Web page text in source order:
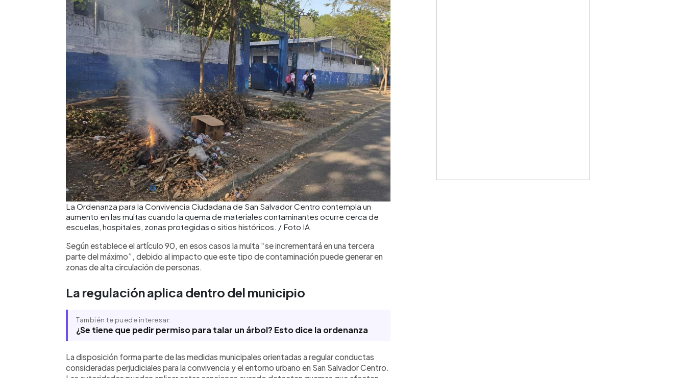
La Ordenanza para la Convivencia Ciudadana de San Salvador Centro contempla un
aumento en las multas cuando la quema de materiales contaminantes ocurre cerca de
escuelas, hospitales, zonas protegidas o sitios históricos. / Foto IA
Según establece el artículo 90, en esos casos la multa “se incrementará en una tercera
parte del máximo”, debido al impacto que este tipo de contaminación puede generar en
zonas de alta circulación de personas.
La regulación aplica dentro del municipio
También te puede interesar:
¿Se tiene que pedir permiso para talar un árbol? Esto dice la ordenanza
La disposición forma parte de las medidas municipales orientadas a regular conductas
consideradas perjudiciales para la convivencia y el entorno urbano en San Salvador Centro.